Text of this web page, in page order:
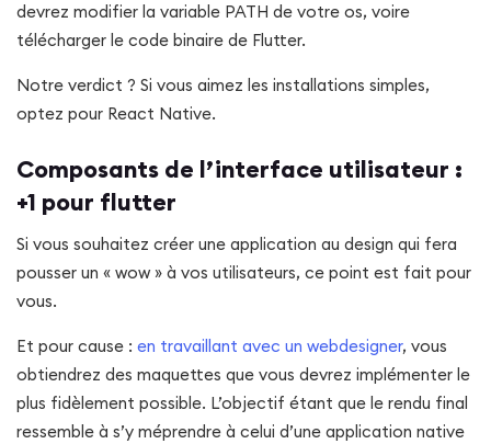
devrez modifier la variable PATH de votre os, voire
télécharger le code binaire de Flutter.
Notre verdict ? Si vous aimez les installations simples,
optez pour React Native.
Composants de l’interface utilisateur :
+1 pour flutter
Si vous souhaitez créer une application au design qui fera
pousser un « wow » à vos utilisateurs, ce point est fait pour
vous.
Et pour cause : en travaillant avec un webdesigner, vous
obtiendrez des maquettes que vous devrez implémenter le
plus fidèlement possible. L’objectif étant que le rendu final
ressemble à s’y méprendre à celui d’une application native